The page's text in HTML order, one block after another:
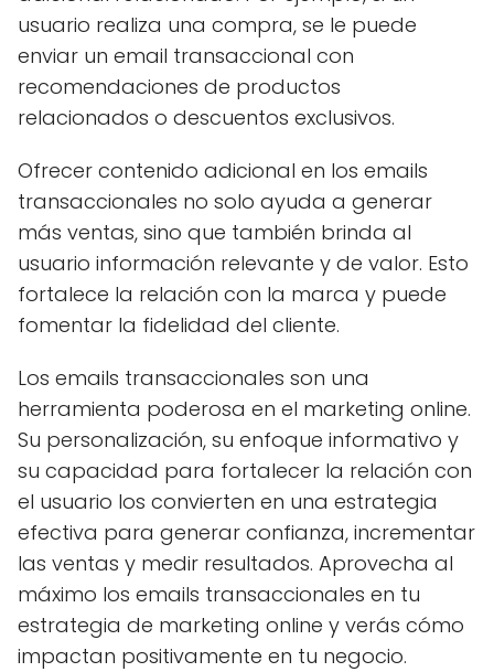
usuario realiza una compra, se le puede
enviar un email transaccional con
recomendaciones de productos
relacionados o descuentos exclusivos.
Ofrecer contenido adicional en los emails
transaccionales no solo ayuda a generar
más ventas, sino que también brinda al
usuario información relevante y de valor. Esto
fortalece la relación con la marca y puede
fomentar la fidelidad del cliente.
Los emails transaccionales son una
herramienta poderosa en el marketing online.
Su personalización, su enfoque informativo y
su capacidad para fortalecer la relación con
el usuario los convierten en una estrategia
efectiva para generar confianza, incrementar
las ventas y medir resultados. Aprovecha al
máximo los emails transaccionales en tu
estrategia de marketing online y verás cómo
impactan positivamente en tu negocio.